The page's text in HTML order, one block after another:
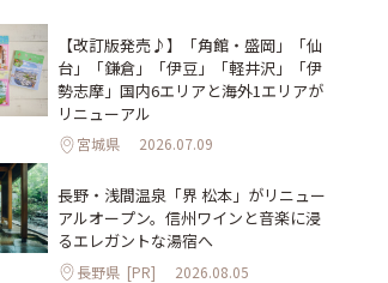
【改訂版発売♪】「角館・盛岡」「仙
台」「鎌倉」「伊豆」「軽井沢」「伊
勢志摩」国内6エリアと海外1エリアが
リニューアル
宮城県 2026.07.09
長野・浅間温泉「界 松本」がリニュー
アルオープン。信州ワインと音楽に浸
るエレガントな湯宿へ
長野県 [PR] 2026.08.05